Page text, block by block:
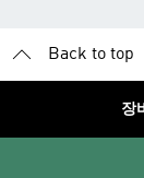
Back to top
장